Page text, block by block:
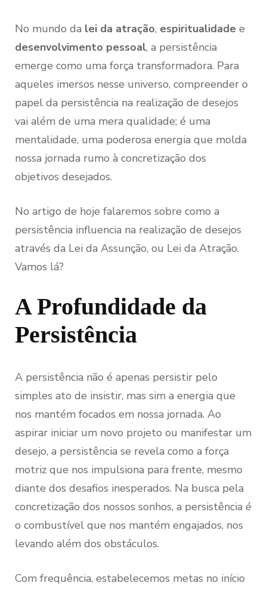
No mundo da lei da atração, espiritualidade e
desenvolvimento pessoal, a persistência
emerge como uma força transformadora. Para
aqueles imersos nesse universo, compreender o
papel da persistência na realização de desejos
vai além de uma mera qualidade; é uma
mentalidade, uma poderosa energia que molda
nossa jornada rumo à concretização dos
objetivos desejados.
No artigo de hoje falaremos sobre como a
persistência influencia na realização de desejos
através da Lei da Assunção, ou Lei da Atração.
Vamos lá?
A Profundidade da
Persistência
A persistência não é apenas persistir pelo
simples ato de insistir, mas sim a energia que
nos mantém focados em nossa jornada. Ao
aspirar iniciar um novo projeto ou manifestar um
desejo, a persistência se revela como a força
motriz que nos impulsiona para frente, mesmo
diante dos desafios inesperados. Na busca pela
concretização dos nossos sonhos, a persistência é
o combustível que nos mantém engajados, nos
levando além dos obstáculos.
Com frequência, estabelecemos metas no início